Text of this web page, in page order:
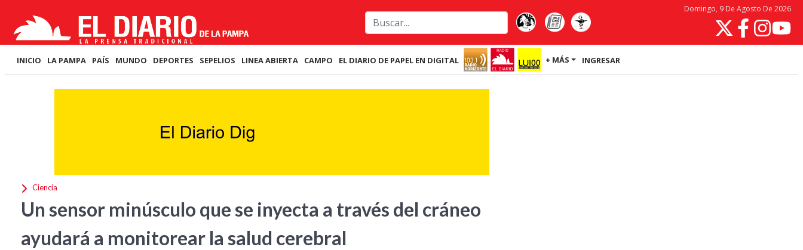
Domingo, 9 De Agosto De 2026
INICIO LA PAMPA PAÍS MUNDO DEPORTES SEPELIOS LINEA ABIERTA CAMPO EL DIARIO DE PAPEL EN DIGITAL + MÁS INGRESAR
Ciencia
Un sensor minúsculo que se inyecta a través del cráneo
ayudará a monitorear la salud cerebral